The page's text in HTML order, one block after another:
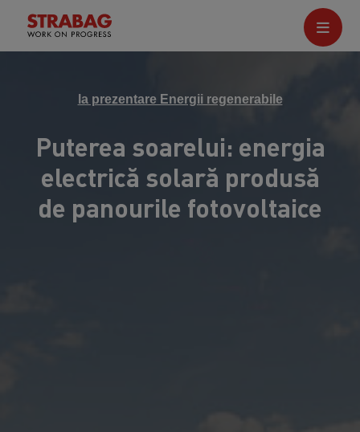
la prezentare Energii regenerabile
Puterea soarelui: energia
electrică solară produsă
de panourile fotovoltaice